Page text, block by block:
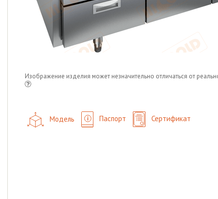
Изображение изделия может незначительно отличаться от
Модель Паспорт Сертификат